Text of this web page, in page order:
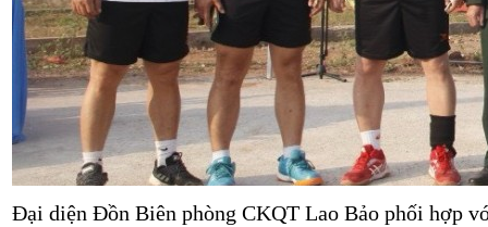
Đại diện Đồn Biên phòng CKQT Lao Bảo phối hợp